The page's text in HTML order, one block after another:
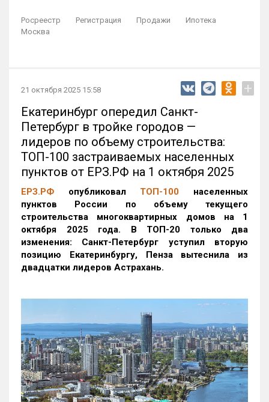
Росреестр Регистрация Продажи
Ипотека
Москва
21 октября 2025 15:58 +
Екатеринбург опередил Санкт-
Петербург в тройке городов —
лидеров по объему строительства:
ТОП-100 застраиваемых населенных
пунктов от ЕРЗ.РФ на 1 октября 2025
ЕРЗ.РФ опубликовал ТОП-100 населенных
пунктов России по объему текущего
строительства многоквартирных домов на 1
октября 2025 года. В ТОП-20 только два
изменения: Санкт-Петербург уступил вторую
позицию Екатеринбургу, Пенза вытеснила из
двадцатки лидеров Астрахань.